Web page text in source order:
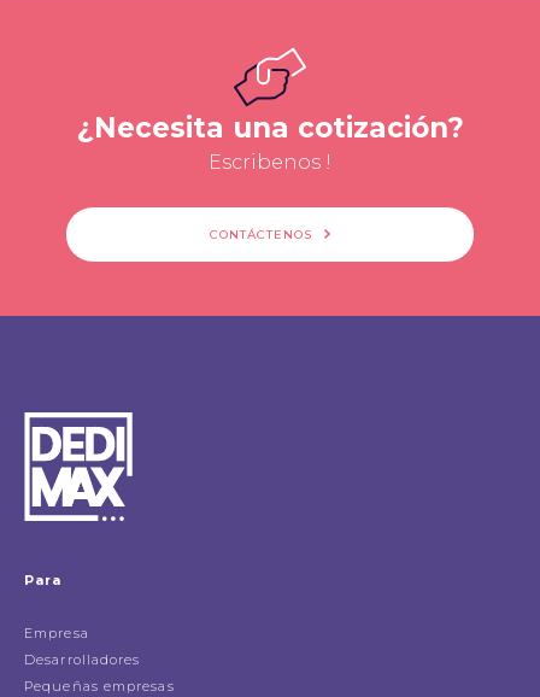
¿Necesita una cotización?
Escribenos !
CONTÁCTENOS
Para
Empresa
Desarrolladores
Pequeñas empresas